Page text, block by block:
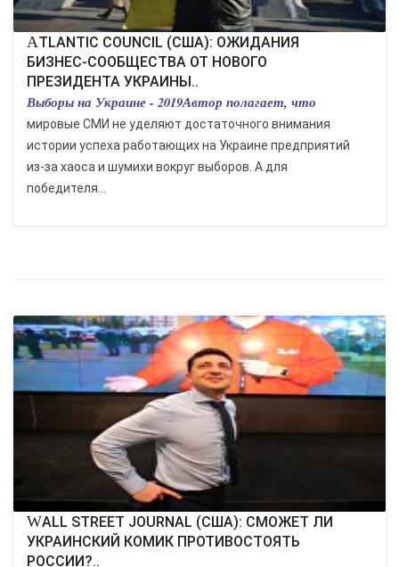
ATLANTIC COUNCIL (США): ОЖИДАНИЯ
БИЗНЕС-СООБЩЕСТВА ОТ НОВОГО
ПРЕЗИДЕНТА УКРАИНЫ..
Выборы на Украине - 2019Автор полагает, что
мировые СМИ не уделяют достаточного внимания
истории успеха работающих на Украине предприятий
из-за хаоса и шумихи вокруг выборов. А для
победителя...
WALL STREET JOURNAL (США): СМОЖЕТ ЛИ
УКРАИНСКИЙ КОМИК ПРОТИВОСТОЯТЬ
РОССИИ?..